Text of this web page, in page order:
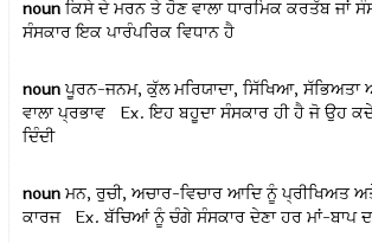
noun ਕਿਸੇ ਦੇ ਮਰਨ ਤੇ ਹੋਣ ਵਾਲਾ ਧਾਰਮਿਕ ਕਰਤੱਬ ਜਾਂ
ਸੰਸਕਾਰ ਇਕ ਪਾਰੰਪਰਿਕ ਵਿਧਾਨ ਹੈ
noun ਪੂਰਨ-ਜਨਮ, ਕੁੱਲ ਮਰਿਯਾਦਾ, ਸਿੱਖਿਆ, ਸੱਭਿਅਤਾ
ਵਾਲਾ ਪ੍ਰਭਾਵ Ex.ਇਹ ਬਹੂਦਾ ਸੰਸਕਾਰ ਹੀ ਹੈ ਜੋ ਉਹ
ਦਿੰਦੀ
noun ਮਨ, ਰੁਚੀ, ਅਚਾਰ-ਵਿਚਾਰ ਆਦਿ ਨੂੰ ਪ੍ਰੀਖਿਅਤ
ਕਾਰਜ Ex.ਬੱਚਿਆਂ ਨੂੰ ਚੰਗੇ ਸੰਸਕਾਰ ਦੇਣਾ ਹਰ ਮਾਂ-ਬਾਪ